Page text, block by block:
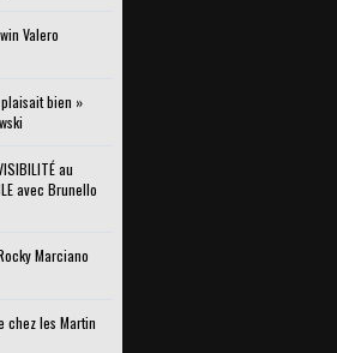
Valero
bien »
au
avec Brunello
Marciano
chez les Martin